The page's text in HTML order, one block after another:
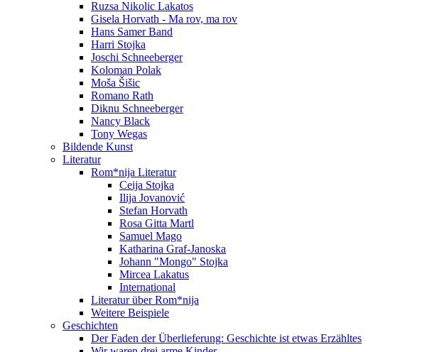
Ruzsa Nikolic Lakatos
Gisela Horvath - Ma rov, ma rov
Hans Samer Band
Harri Stojka
Joschi Schneeberger
Koloman Polak
Moša Šišic
Romano Rath
Diknu Schneeberger
Nancy Black
Tony Wegas
Bildende Kunst
Literatur
Rom*nija Literatur
Ceija Stojka
Ilija Jovanović
Stefan Horvath
Rosa Gitta Martl
Samuel Mago
Katharina Graf-Janoska
Johann "Mongo" Stojka
Mircea Lakatus
International
Literatur über Rom*nija
Weitere Beispiele
Geschichten
Der Faden der Überlieferung: Geschichte ist etwas Erzähltes